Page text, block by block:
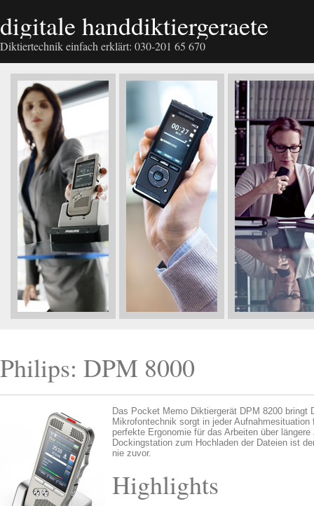
digitale handdiktiergeraete
Diktiertechnik einfach erklärt: 030-201 65 670
Philips: DPM 8000
Das Pocket Memo Diktiergerät DPM 8200 bringt
Mikrofontechnik sorgt in jeder
perfekte Ergonomie für das Arbeiten über
Dockingstation zum Hochladen der Dateien ist
nie zuvor.
Highlights